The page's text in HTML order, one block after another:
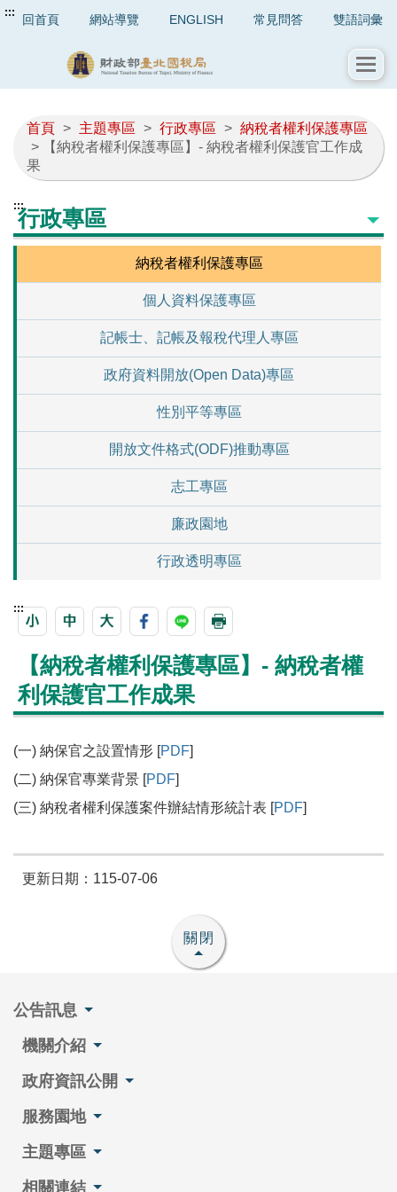
::: 回首頁 網站導覽 ENGLISH 常見問答 雙語詞彙
首頁 > 主題專區 > 行政專區 > 納稅者權利保護專區
> 【納稅者權利保護專區】- 納稅者權利保護官工作成
果
:::行政專區
納稅者權利保護專區
個人資料保護專區
記帳士、記帳及報稅代理人專區
政府資料開放(Open Data)專區
性別平等專區
開放文件格式(ODF)推動專區
志工專區
廉政園地
行政透明專區
:::
【納稅者權利保護專區】- 納稅者權
利保護官工作成果
(一) 納保官之設置情形 [PDF]
(二) 納保官專業背景 [PDF]
(三) 納稅者權利保護案件辦結情形統計表 [PDF]
更新日期：115-07-06
關閉
公告訊息
機關介紹
政府資訊公開
服務園地
主題專區
相關連結